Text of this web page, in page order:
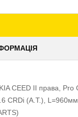
CEED II права, Pro
CRDi (A.T.),